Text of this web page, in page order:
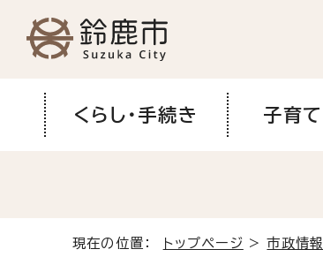
くらし・手続き 子育て
現在の位置： トップページ >市政情報